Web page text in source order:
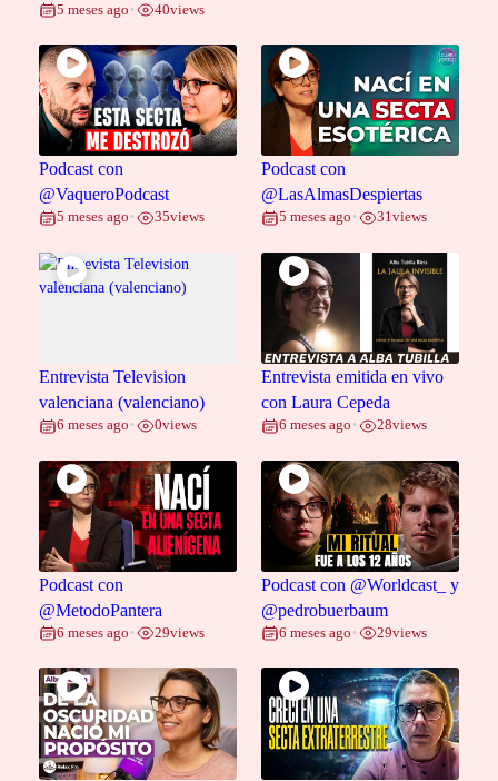
5 meses ago • 40views
Podcast con
@VaqueroPodcast
5 meses ago • 35views
Podcast con
@LasAlmasDespiertas
5 meses ago • 31views
Entrevista Television
valenciana (valenciano)
6 meses ago • 0views
Entrevista emitida en vivo
con Laura Cepeda
6 meses ago • 28views
Podcast con
@MetodoPantera
6 meses ago • 29views
Podcast con @Worldcast_ y
@pedrobuerbaum
6 meses ago • 29views